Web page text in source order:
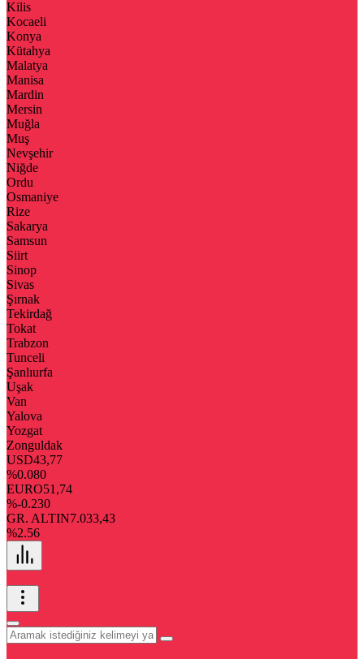
Kilis
Kocaeli
Konya
Kütahya
Malatya
Manisa
Mardin
Mersin
Muğla
Muş
Nevşehir
Niğde
Ordu
Osmaniye
Rize
Sakarya
Samsun
Siirt
Sinop
Sivas
Şırnak
Tekirdağ
Tokat
Trabzon
Tunceli
Şanlıurfa
Uşak
Van
Yalova
Yozgat
Zonguldak
USD43,77
%0.080
EURO51,74
%-0.230
GR. ALTIN7.033,43
%2.56